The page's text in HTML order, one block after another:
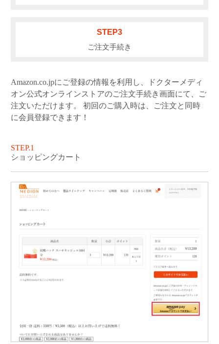
STEP3
ご注文手続き
Amazon.co.jpにご登録の情報を利用し、ドクターメディ
オン公式オンラインストアのご注文手続き画面にて、ご
注文いただけます。 初回のご購入時は、ご注文と同時
に会員登録できます！
STEP.1
ショッピングカート